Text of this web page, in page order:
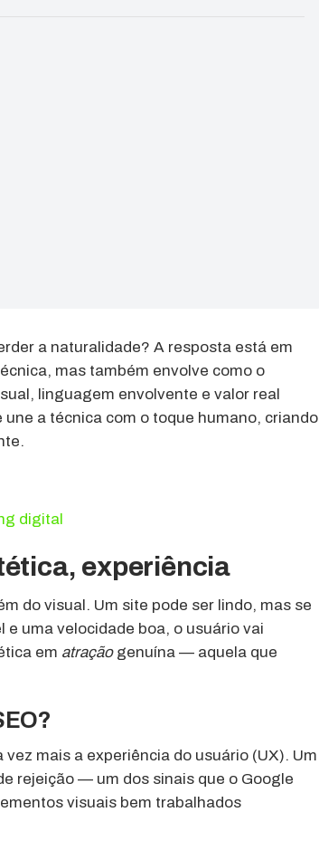
a naturalidade? A resposta está em
mas também envolve como o
linguagem envolvente e valor real
a técnica com o toque humano, criando
digital
experiência
do visual. Um site pode ser lindo, mas se
uma velocidade boa, o usuário vai
em atraçãogenuína — aquela que
mais a experiência do usuário (UX). Um
rejeição — um dos sinais que o Google
visuais bem trabalhados